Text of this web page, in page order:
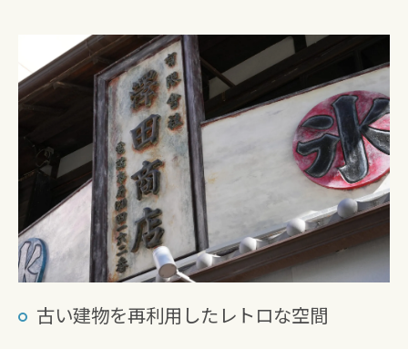
古い建物を再利用したレトロな空間